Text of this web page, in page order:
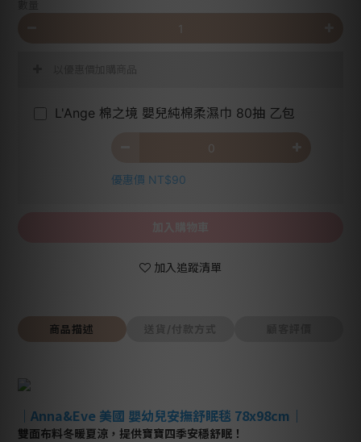
L'Ange 棉之境 嬰兒純棉柔濕巾 80抽 乙包
優惠價 NT$90
加入追蹤清單
商品描述
｜ Anna&Eve 美國 嬰幼兒安撫舒眠毯 78x98cm ｜
雙面布料冬暖夏涼，提供寶寶四季安穩舒眠！